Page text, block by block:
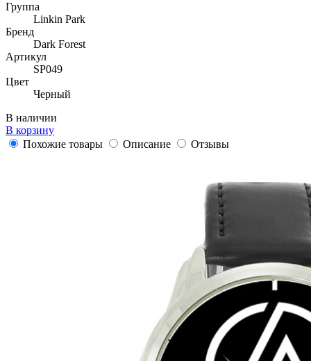
Группа
Linkin Park
Бренд
Dark Forest
Артикул
SP049
Цвет
Черный
В наличии
В корзину
Похожие товары
Описание Отзывы